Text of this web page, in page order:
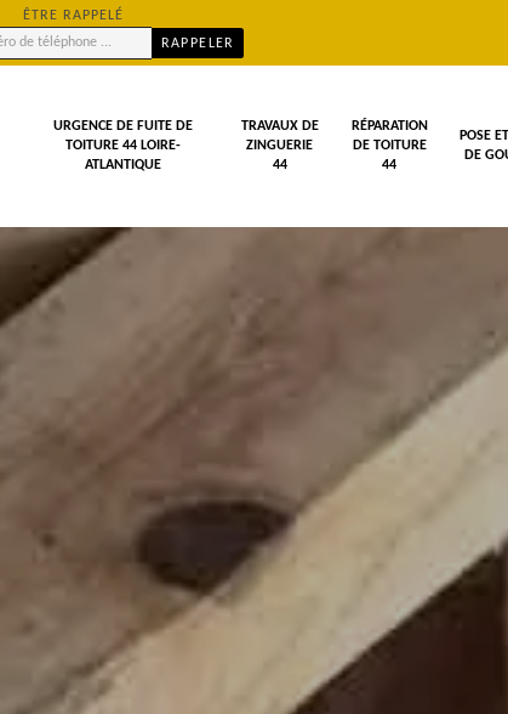
ÊTRE RAPPELÉ
URGENCE DE FUITE DE
TOITURE 44 LOIRE-
ATLANTIQUE
TRAVAUX DE
ZINGUERIE
44
RÉPARATION
DE TOITURE
44
POSE
DE